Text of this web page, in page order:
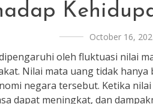
October 16,
oleh fluktuasi nilai
Nilai mata uang tidak
negara tersebut. Ketika
dapat meningkat, dan